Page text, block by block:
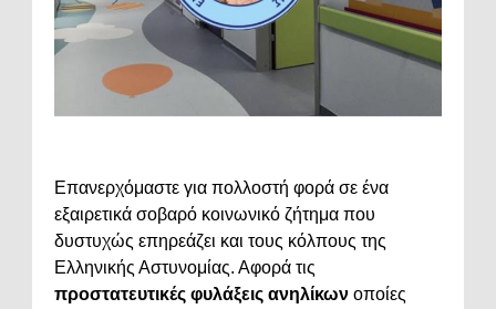
Επανερχόμαστε για πολλοστή φορά σε ένα
εξαιρετικά σοβαρό κοινωνικό ζήτημα που
δυστυχώς επηρεάζει και τους κόλπους της
Ελληνικής Αστυνομίας. Αφορά τις
προστατευτικές φυλάξεις ανηλίκων οποίες